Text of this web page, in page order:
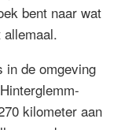
bent naar wat
in de omgeving
kilometer aan